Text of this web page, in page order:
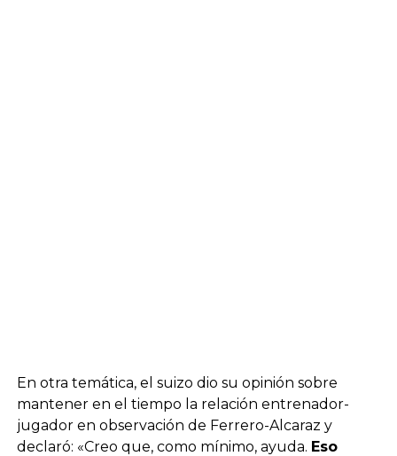
En otra temática, el suizo dio su opinión sobre
mantener en el tiempo la relación entrenador-
jugador en observación de Ferrero-Alcaraz y
declaró: «Creo que, como mínimo, ayuda. Eso